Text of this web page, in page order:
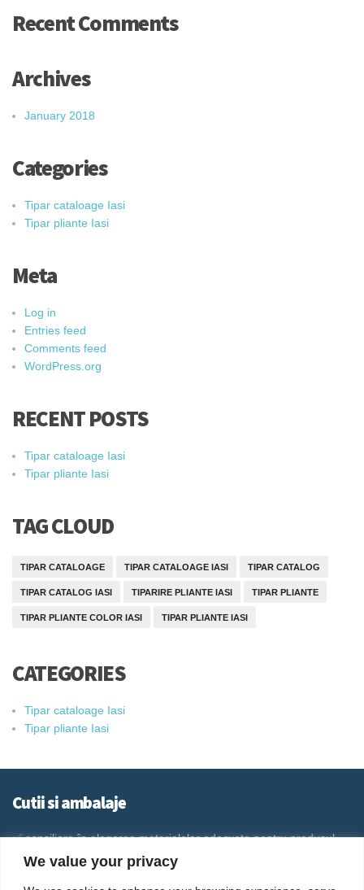
We value your privacy
Recent Comments
Archives
January 2018
Categories
Tipar cataloage Iasi
Tipar pliante Iasi
Meta
Log in
Entries feed
Comments feed
WordPress.org
RECENT POSTS
Tipar cataloage Iasi
Tipar pliante Iasi
TAG CLOUD
TIPAR CATALOAGE TIPAR CATALOAGE IASI TIPAR CATALOG
TIPAR CATALOG IASI TIPARIRE PLIANTE IASI TIPAR PLIANTE
TIPAR PLIANTE COLOR IASI TIPAR PLIANTE IASI
CATEGORIES
Tipar cataloage Iasi
Tipar pliante Iasi
Cutii si ambalaje
✅ consiliere în alegerea materialelor adecvate pentru produsul
dorit
✅ consiliere în legătură cu forma necesară a ambalajului